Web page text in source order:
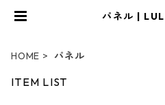
パネル |
HOME パネル
ITEM LIST